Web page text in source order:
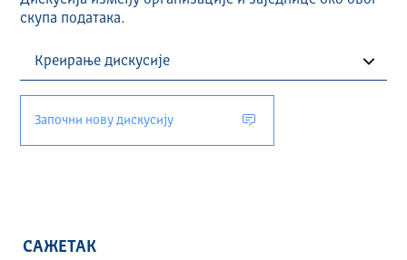
скупа података.
Започни нову дискусију
САЖЕТАК